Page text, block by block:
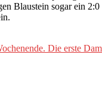
Blaustein sogar ein
Die erste